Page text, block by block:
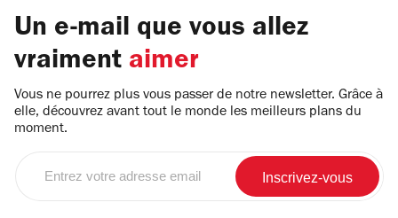
Un e-mail que vous allez
vraiment aimer
Vous ne pourrez plus vous passer de notre newsletter. Grâce à
elle, découvrez avant tout le monde les meilleurs plans du
moment.